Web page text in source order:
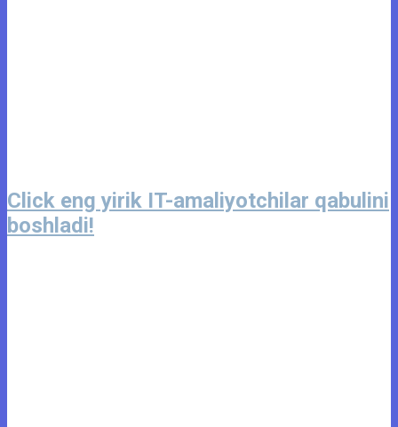
Click eng yirik IT-amaliyotchilar qabulini
boshladi!